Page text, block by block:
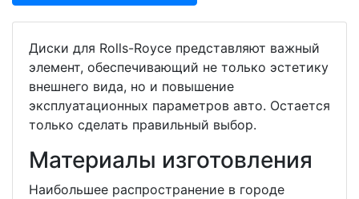
Диски для Rolls-Royce представляют важный
элемент, обеспечивающий не только эстетику
внешнего вида, но и повышение
эксплуатационных параметров авто. Остается
только сделать правильный выбор.
Материалы изготовления
Наибольшее распространение в городе